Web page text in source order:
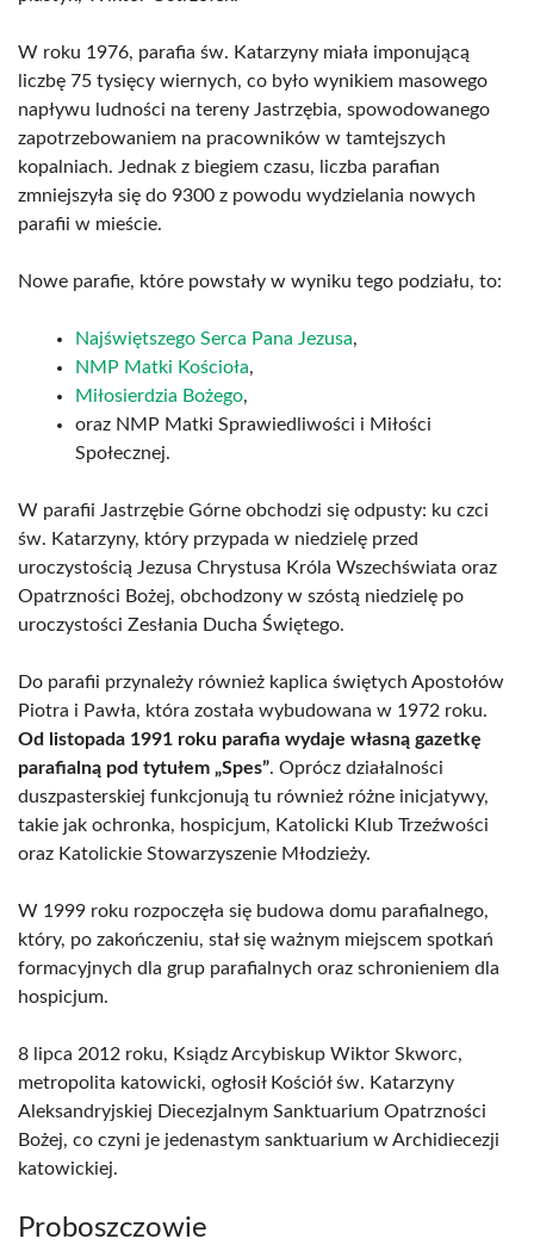
W roku 1976, parafia św. Katarzyny miała imponującą
liczbę 75 tysięcy wiernych, co było wynikiem masowego
napływu ludności na tereny Jastrzębia, spowodowanego
zapotrzebowaniem na pracowników w tamtejszych
kopalniach. Jednak z biegiem czasu, liczba parafian
zmniejszyła się do 9300 z powodu wydzielania nowych
parafii w mieście.
Nowe parafie, które powstały w wyniku tego podziału, to:
Najświętszego Serca Pana Jezusa,
NMP Matki Kościoła,
Miłosierdzia Bożego,
oraz NMP Matki Sprawiedliwości i Miłości
Społecznej.
W parafii Jastrzębie Górne obchodzi się odpusty: ku czci
św. Katarzyny, który przypada w niedzielę przed
uroczystością Jezusa Chrystusa Króla Wszechświata oraz
Opatrzności Bożej, obchodzony w szóstą niedzielę po
uroczystości Zesłania Ducha Świętego.
Do parafii przynależy również kaplica świętych Apostołów
Piotra i Pawła, która została wybudowana w 1972 roku.
Od listopada 1991 roku parafia wydaje własną gazetkę
parafialną pod tytułem „Spes”. Oprócz działalności
duszpasterskiej funkcjonują tu również różne inicjatywy,
takie jak ochronka, hospicjum, Katolicki Klub Trzeźwości
oraz Katolickie Stowarzyszenie Młodzieży.
W 1999 roku rozpoczęła się budowa domu parafialnego,
który, po zakończeniu, stał się ważnym miejscem spotkań
formacyjnych dla grup parafialnych oraz schronieniem dla
hospicjum.
8 lipca 2012 roku, Ksiądz Arcybiskup Wiktor Skworc,
metropolita katowicki, ogłosił Kościół św. Katarzyny
Aleksandryjskiej Diecezjalnym Sanktuarium Opatrzności
Bożej, co czyni je jedenastym sanktuarium w Archidiecezji
katowickiej.
Proboszczowie